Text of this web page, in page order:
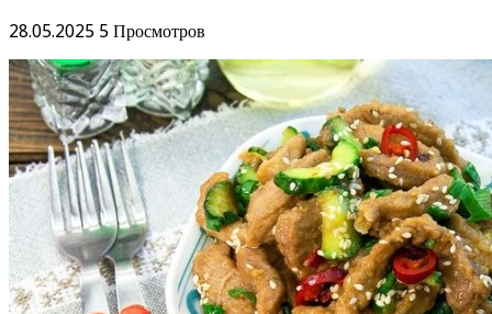
28.05.2025 5 Просмотров